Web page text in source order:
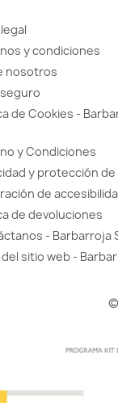
y condiciones
nosotros
de Cookies -
y Condiciones
y protección
de
de devoluciones
- Barbarroja
del sitio web -